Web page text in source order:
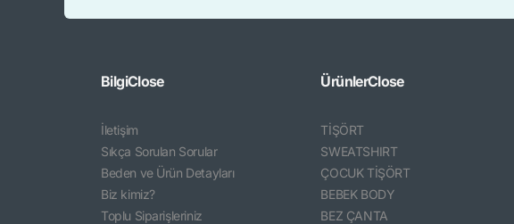
BilgiClose
İletişim
Sıkça Sorulan Sorular
Beden ve Ürün Detayları
Biz kimiz?
Toplu Siparişleriniz
ÜrünlerClose
TİŞÖRT
SWEATSHIRT
ÇOCUK TİŞÖRT
BEBEK BODY
BEZ ÇANTA